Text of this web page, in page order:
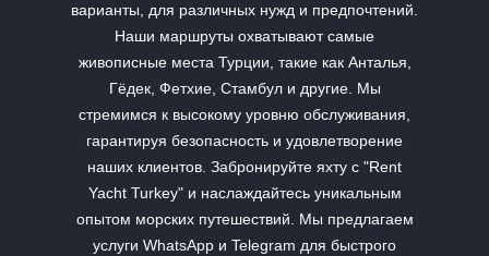
варианты, для различных нужд и предпочтений.
Наши маршруты охватывают самые
живописные места Турции, такие как Анталья,
Гёдек, Фетхие, Стамбул и другие. Мы
стремимся к высокому уровню обслуживания,
гарантируя безопасность и удовлетворение
наших клиентов. Забронируйте яхту с "Rent
Yacht Turkey" и наслаждайтесь уникальным
опытом морских путешествий. Мы предлагаем
услуги WhatsApp и Telegram для быстрого